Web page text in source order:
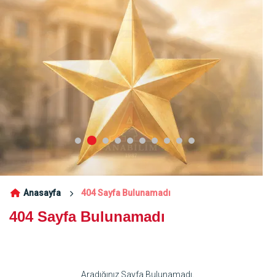
Anasayfa 404 Sayfa Bulunamadı
404 Sayfa Bulunamadı
Aradığınız Sayfa Bulunamadı.